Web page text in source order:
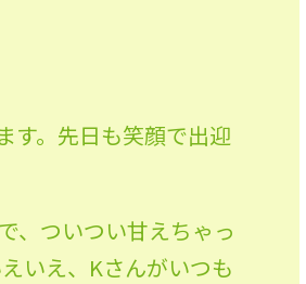
す。先日も笑顔で出迎
、ついつい甘えちゃっ
いえ、Kさんがいつも